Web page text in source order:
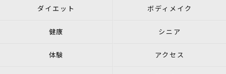
ダイエット ボディメイク
健康 シニア
体験 アクセス